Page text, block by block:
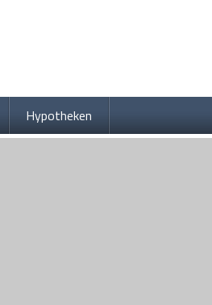
Hypotheken